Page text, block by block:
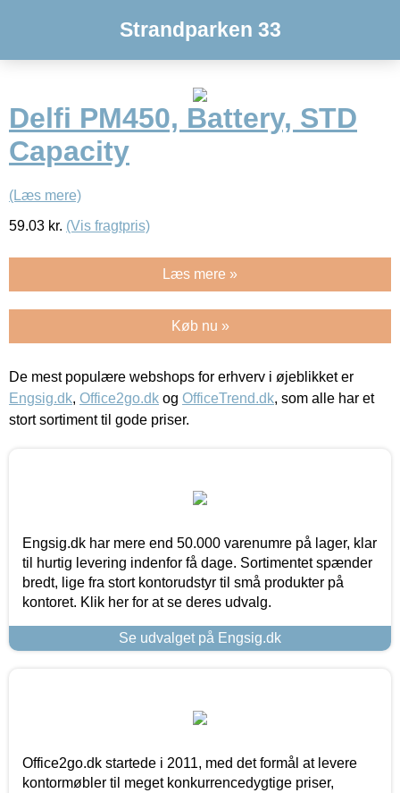
Strandparken 33
Delfi PM450, Battery, STD
Capacity
(Læs mere)
59.03 kr. (Vis fragtpris)
Læs mere »
Køb nu »
De mest populære webshops for erhverv i øjeblikket er
Engsig.dk, Office2go.dk og OfficeTrend.dk, som alle har et
stort sortiment til gode priser.
Engsig.dk har mere end 50.000 varenumre på lager, klar
til hurtig levering indenfor få dage. Sortimentet spænder
bredt, lige fra stort kontorudstyr til små produkter på
kontoret. Klik her for at se deres udvalg.
Se udvalget på Engsig.dk
Office2go.dk startede i 2011, med det formål at levere
kontormøbler til meget konkurrencedygtige priser,